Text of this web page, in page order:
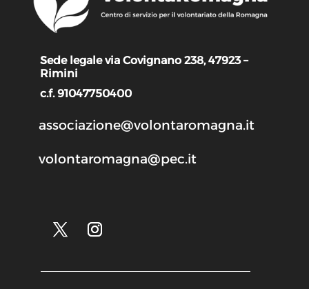
Sede legale via Covignano 238, 47923 –
Rimini
c.f. 91047750400
associazione@volontaromagna.it
volontaromagna@pec.it